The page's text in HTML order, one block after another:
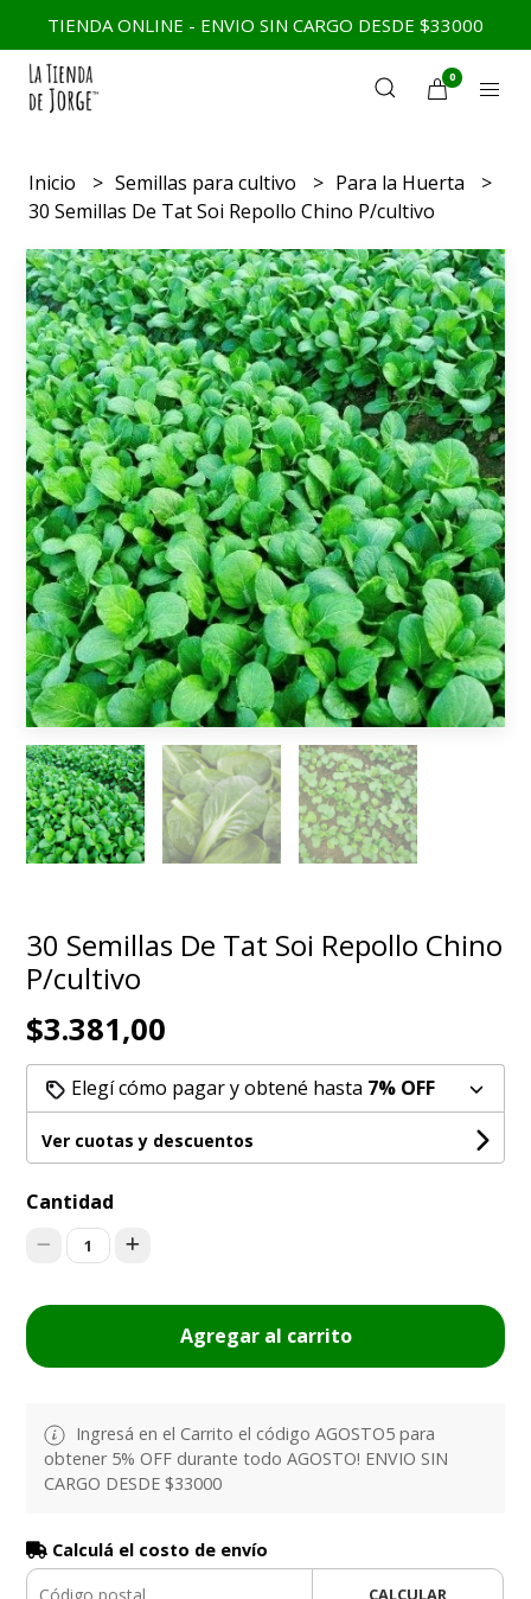
TIENDA ONLINE - ENVIO SIN CARGO DESDE $33000
0
Inicio Semillas para cultivo
Para la Huerta
30 Semillas De Tat Soi Repollo Chino P/cultivo
30 Semillas De Tat Soi Repollo Chino
P/cultivo
$3.381,00
Elegí cómo pagar y obtené hasta 7% OFF
Ver cuotas y descuentos
Cantidad
1
Agregar al carrito
Ingresá en el Carrito el código AGOSTO5 para
obtener 5% OFF durante todo AGOSTO! ENVIO SIN
CARGO DESDE $33000
Calculá el costo de envío
CALCULAR